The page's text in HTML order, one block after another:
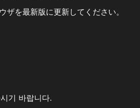
を最新版に更新してください。
기 바랍니다.